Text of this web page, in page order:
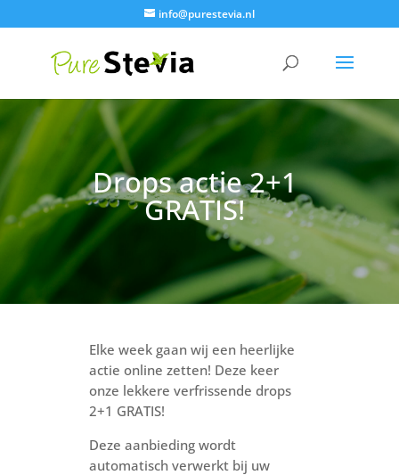
info@purestevia.nl
Drops actie 2+1
GRATIS!
Elke week gaan wij een heerlijke
actie online zetten! Deze keer
onze lekkere verfrissende drops
2+1 GRATIS!
Deze aanbieding wordt
automatisch verwerkt bij uw